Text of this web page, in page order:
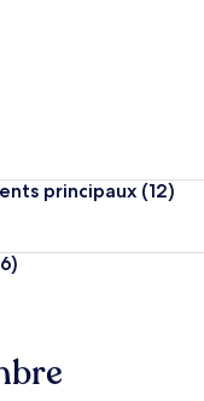
principaux (12)